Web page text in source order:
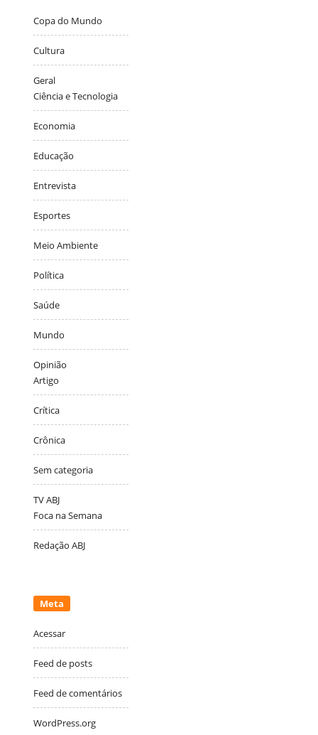
Copa do Mundo
Cultura
Geral
Ciência e Tecnologia
Economia
Educação
Entrevista
Esportes
Meio Ambiente
Política
Saúde
Mundo
Opinião
Artigo
Crítica
Crônica
Sem categoria
TV ABJ
Foca na Semana
Redação ABJ
Meta
Acessar
Feed de posts
Feed de comentários
WordPress.org